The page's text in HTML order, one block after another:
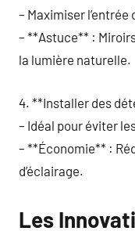
– Maximiser
– **Astuce** :
la lumière naturelle.
4. **Installer des
– Idéal pour éviter
– **Économie** :
d’éclairage.
Les